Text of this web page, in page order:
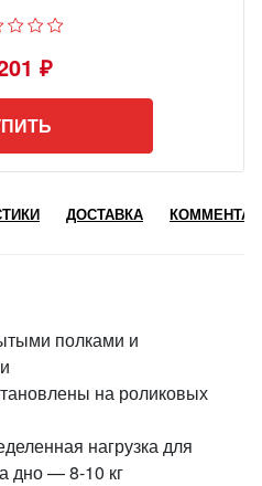
₽
ДОСТАВКА
полками и
на роликовых
нагрузка для
дно — 8-10 кг